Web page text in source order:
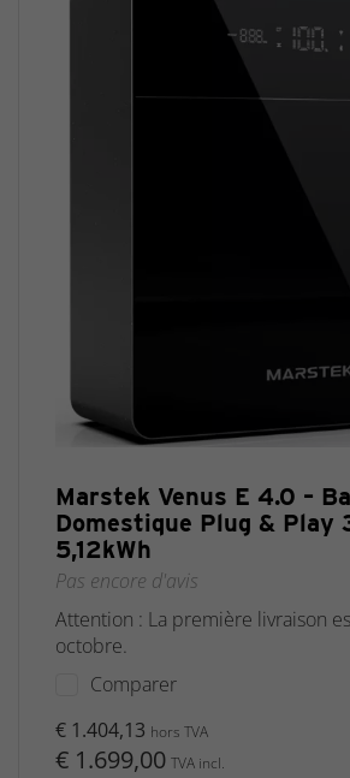
Marstek Venus E 4.0 –
Domestique Plug & Play
5,12kWh
Pas encore d'avis
Attention : La première livraison
octobre.
Comparer
€ 1.404,13 hors TVA
€ 1.699,00 TVA incl.